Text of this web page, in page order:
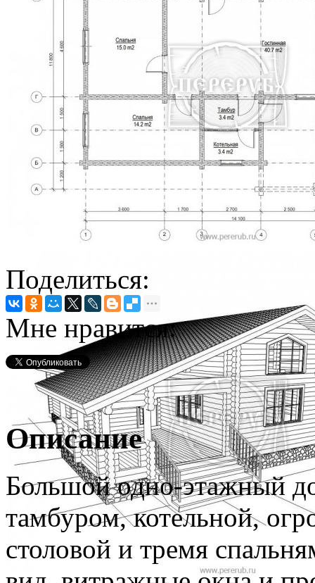
Поделиться:
Мне нравится:
Описание
Большой одно-этажный
тамбуром, котельной,
столовой и тремя